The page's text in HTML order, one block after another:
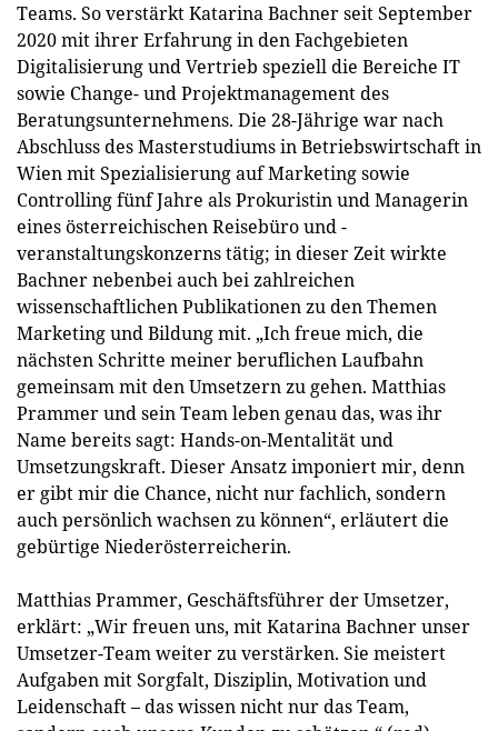
Teams. So verstärkt Katarina Bachner seit September
2020 mit ihrer Erfahrung in den Fachgebieten
Digitalisierung und Vertrieb speziell die Bereiche IT
sowie Change- und Projektmanagement des
Beratungsunternehmens. Die 28-Jährige war nach
Abschluss des Masterstudiums in Betriebswirtschaft in
Wien mit Spezialisierung auf Marketing sowie
Controlling fünf Jahre als Prokuristin und Managerin
eines österreichischen Reisebüro und -
veranstaltungskonzerns tätig; in dieser Zeit wirkte
Bachner nebenbei auch bei zahlreichen
wissenschaftlichen Publikationen zu den Themen
Marketing und Bildung mit. „Ich freue mich, die
nächsten Schritte meiner beruflichen Laufbahn
gemeinsam mit den Umsetzern zu gehen. Matthias
Prammer und sein Team leben genau das, was ihr
Name bereits sagt: Hands-on-Mentalität und
Umsetzungskraft. Dieser Ansatz imponiert mir, denn
er gibt mir die Chance, nicht nur fachlich, sondern
auch persönlich wachsen zu können“, erläutert die
gebürtige Niederösterreicherin.
Matthias Prammer, Geschäftsführer der Umsetzer,
erklärt: „Wir freuen uns, mit Katarina Bachner unser
Umsetzer-Team weiter zu verstärken. Sie meistert
Aufgaben mit Sorgfalt, Disziplin, Motivation und
Leidenschaft – das wissen nicht nur das Team,